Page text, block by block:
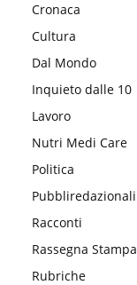
Cronaca
Cultura
Dal Mondo
Inquieto dalle 10
Lavoro
Nutri Medi Care
Politica
Pubbliredazionali
Racconti
Rassegna Stampa
Rubriche